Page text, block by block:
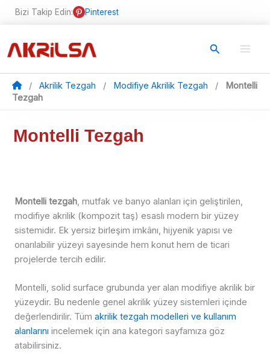
İçeriğeBizi Takip Edin: Pinterest
Arama
/ Akrilik Tezgah / Modifiye Akrilik Tezgah /
Montelli
Tezgah
Montelli Tezgah
Montelli tezgah, mutfak ve banyo alanları için geliştirilen,
modifiye akrilik (kompozit taş) esaslı modern bir yüzey
sistemidir. Ek yersiz birleşim imkânı, hijyenik yapısı ve
onarılabilir yüzeyi sayesinde hem konut hem de ticari
projelerde tercih edilir.
Montelli, solid surface grubunda yer alan modifiye akrilik bir
yüzeydir. Bu nedenle genel akrilik yüzey sistemleri içinde
değerlendirilir. Tümakrilik tezgah modelleri ve kullanım
alanlarını incelemek için ana kategori sayfamıza göz
atabilirsiniz.